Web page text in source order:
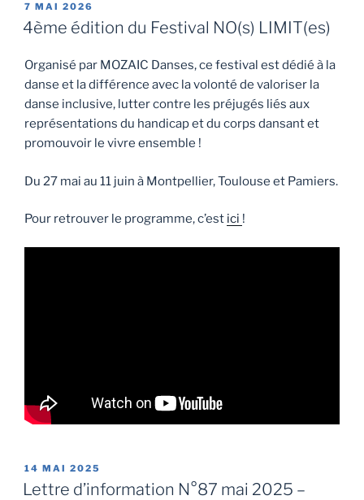
7 MAI 2026
4ème édition du Festival NO(s) LIMIT(es)
Organisé par MOZAIC Danses, ce festival est dédié à la
danse et la différence avec la volonté de valoriser la
danse inclusive, lutter contre les préjugés liés aux
représentations du handicap et du corps dansant et
promouvoir le vivre ensemble !
Du 27 mai au 11 juin à Montpellier, Toulouse et Pamiers.
Pour retrouver le programme, c’est ici !
14 MAI 2025
Lettre d’information N°87 mai 2025 –